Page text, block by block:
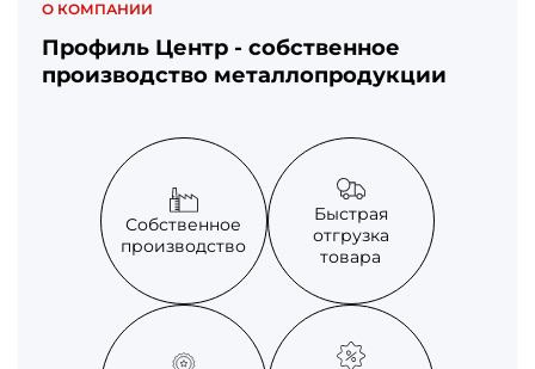
О КОМПАНИИ
Профиль Центр - собственное
производство металлопродукции
Собственное
производство
Быстрая
отгрузка
товара